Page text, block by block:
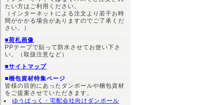
たい方はご利用ください。
（インターネットによる注文より若干お時
間がかかる場合がありますのでご了承くだ
さい。）
■荷札画像
PPテープで貼って防水させてお使い下さ
い。（取扱注意など）
■サイトマップ
■梱包資材特集ページ
皆様の目的にあったダンボールや梱包資材
をご提案させていただきます。
ゆうぱっく・宅配会社向けダンボール